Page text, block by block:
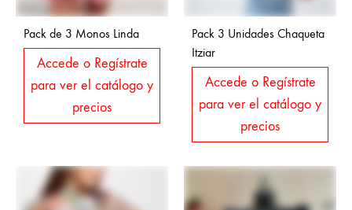
Pack de 3 Monos Linda
Accede o Regístrate
para ver el catálogo y
precios
Pack 3 Unidades Chaqueta
Itziar
Accede o Regístrate
para ver el catálogo y
precios